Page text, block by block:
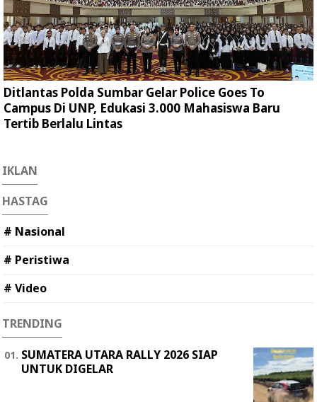
Ditlantas Polda Sumbar Gelar Police Goes To
Campus Di UNP, Edukasi 3.000 Mahasiswa Baru
Tertib Berlalu Lintas
IKLAN
HASTAG
# Nasional
# Peristiwa
# Video
TRENDING
SUMATERA UTARA RALLY 2026 SIAP
UNTUK DIGELAR